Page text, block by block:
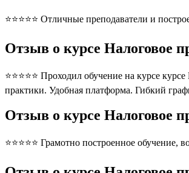
⭐⭐⭐⭐⭐ Отличные преподаватели и
Отзыв о курсе Налоговое
⭐⭐⭐⭐⭐ Проходил обучение на курсе
практики. Удобная платформа. Гибкий
Отзыв о курсе Налоговое
⭐⭐⭐⭐⭐ Грамотно построенное